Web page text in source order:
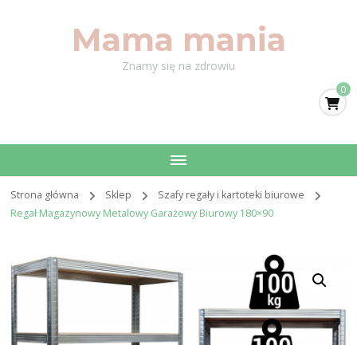
Mama mania
Znamy się na zdrowiu
0
Strona główna Sklep
Szafy regały i kartoteki biurowe
Regał Magazynowy Metalowy Garażowy Biurowy 180×90